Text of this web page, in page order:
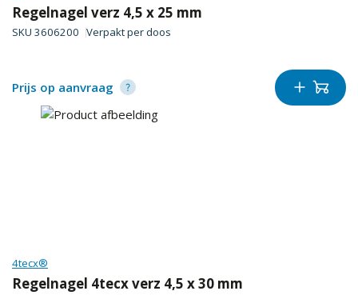
Regelnagel verz 4,5 x 25 mm
SKU 3606200 Verpakt perdoos
Prijs op aanvraag
4tecx®
Regelnagel 4tecx verz 4,5 x 30 mm